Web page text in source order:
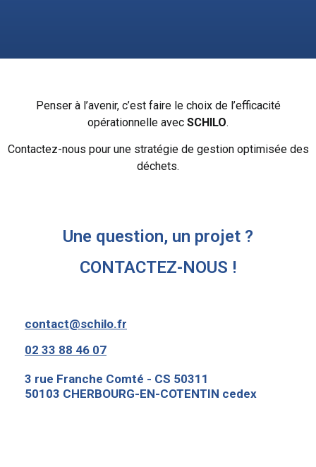
Penser à l’avenir, c’est faire le choix de l’efficacité
opérationnelle avec SCHILO.
Contactez-nous pour une stratégie de gestion optimisée des
déchets.
Une question, un projet ?
CONTACTEZ-NOUS !
contact@schilo.fr
02 33 88 46 07
3 rue Franche Comté - CS 50311
50103 CHERBOURG-EN-COTENTIN cedex